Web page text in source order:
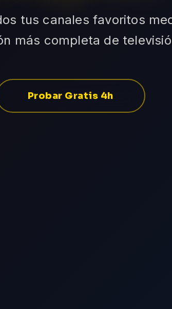
tus canales favoritos
más completa de
Probar Gratis 4h